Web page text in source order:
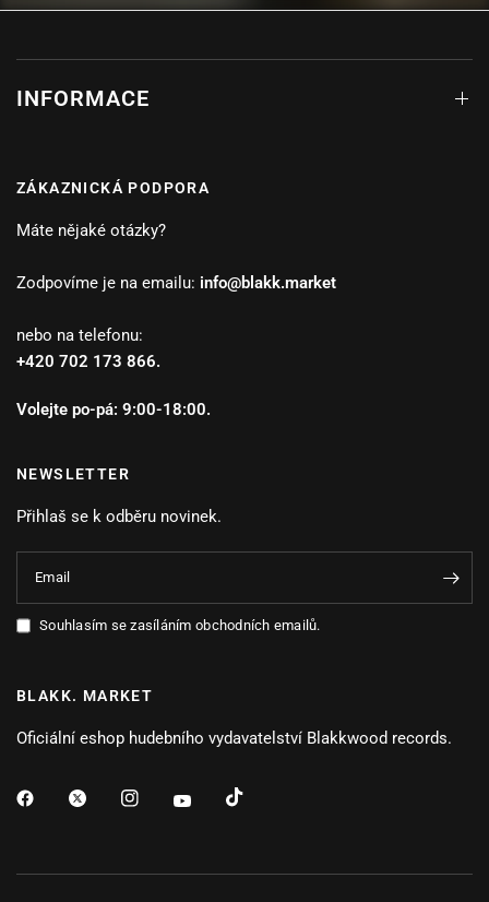
INFORMACE
ZÁKAZNICKÁ PODPORA
Máte nějaké otázky?
Zodpovíme je na emailu: info@blakk.market
nebo na telefonu:
+420 702 173 866.
Volejte po-pá: 9:00-18:00.
NEWSLETTER
Přihlaš se k odběru novinek.
Email
Souhlasím se zasíláním obchodních emailů.
BLAKK. MARKET
Oficiální eshop hudebního vydavatelství Blakkwood records.